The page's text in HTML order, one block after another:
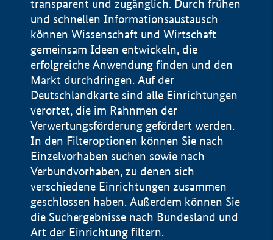
transparent und zugänglich. Durch frühen
und schnellen Informationsaustausch
können Wissenschaft und Wirtschaft
gemeinsam Ideen entwickeln, die
erfolgreiche Anwendung finden und den
Markt durchdringen. Auf der
Deutschlandkarte sind alle Einrichtungen
verortet, die im Rahnmen der
Verwertungsförderung gefördert werden.
In den Filteroptionen können Sie nach
Einzelvorhaben suchen sowie nach
Verbundvorhaben, zu denen sich
verschiedene Einrichtungen zusammen
geschlossen haben. Außerdem können Sie
die Suchergebnisse nach Bundesland und
Art der Einrichtung filtern.